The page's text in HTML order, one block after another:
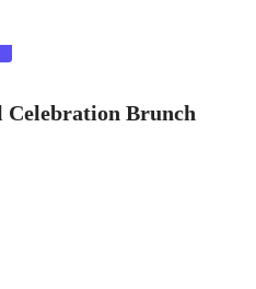
Celebration Brunch